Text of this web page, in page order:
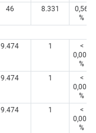
46 8.331
0,56
%
9.474 1
<
0,005
%
9.474 1
<
0,005
%
9.474 1
<
0,005
%